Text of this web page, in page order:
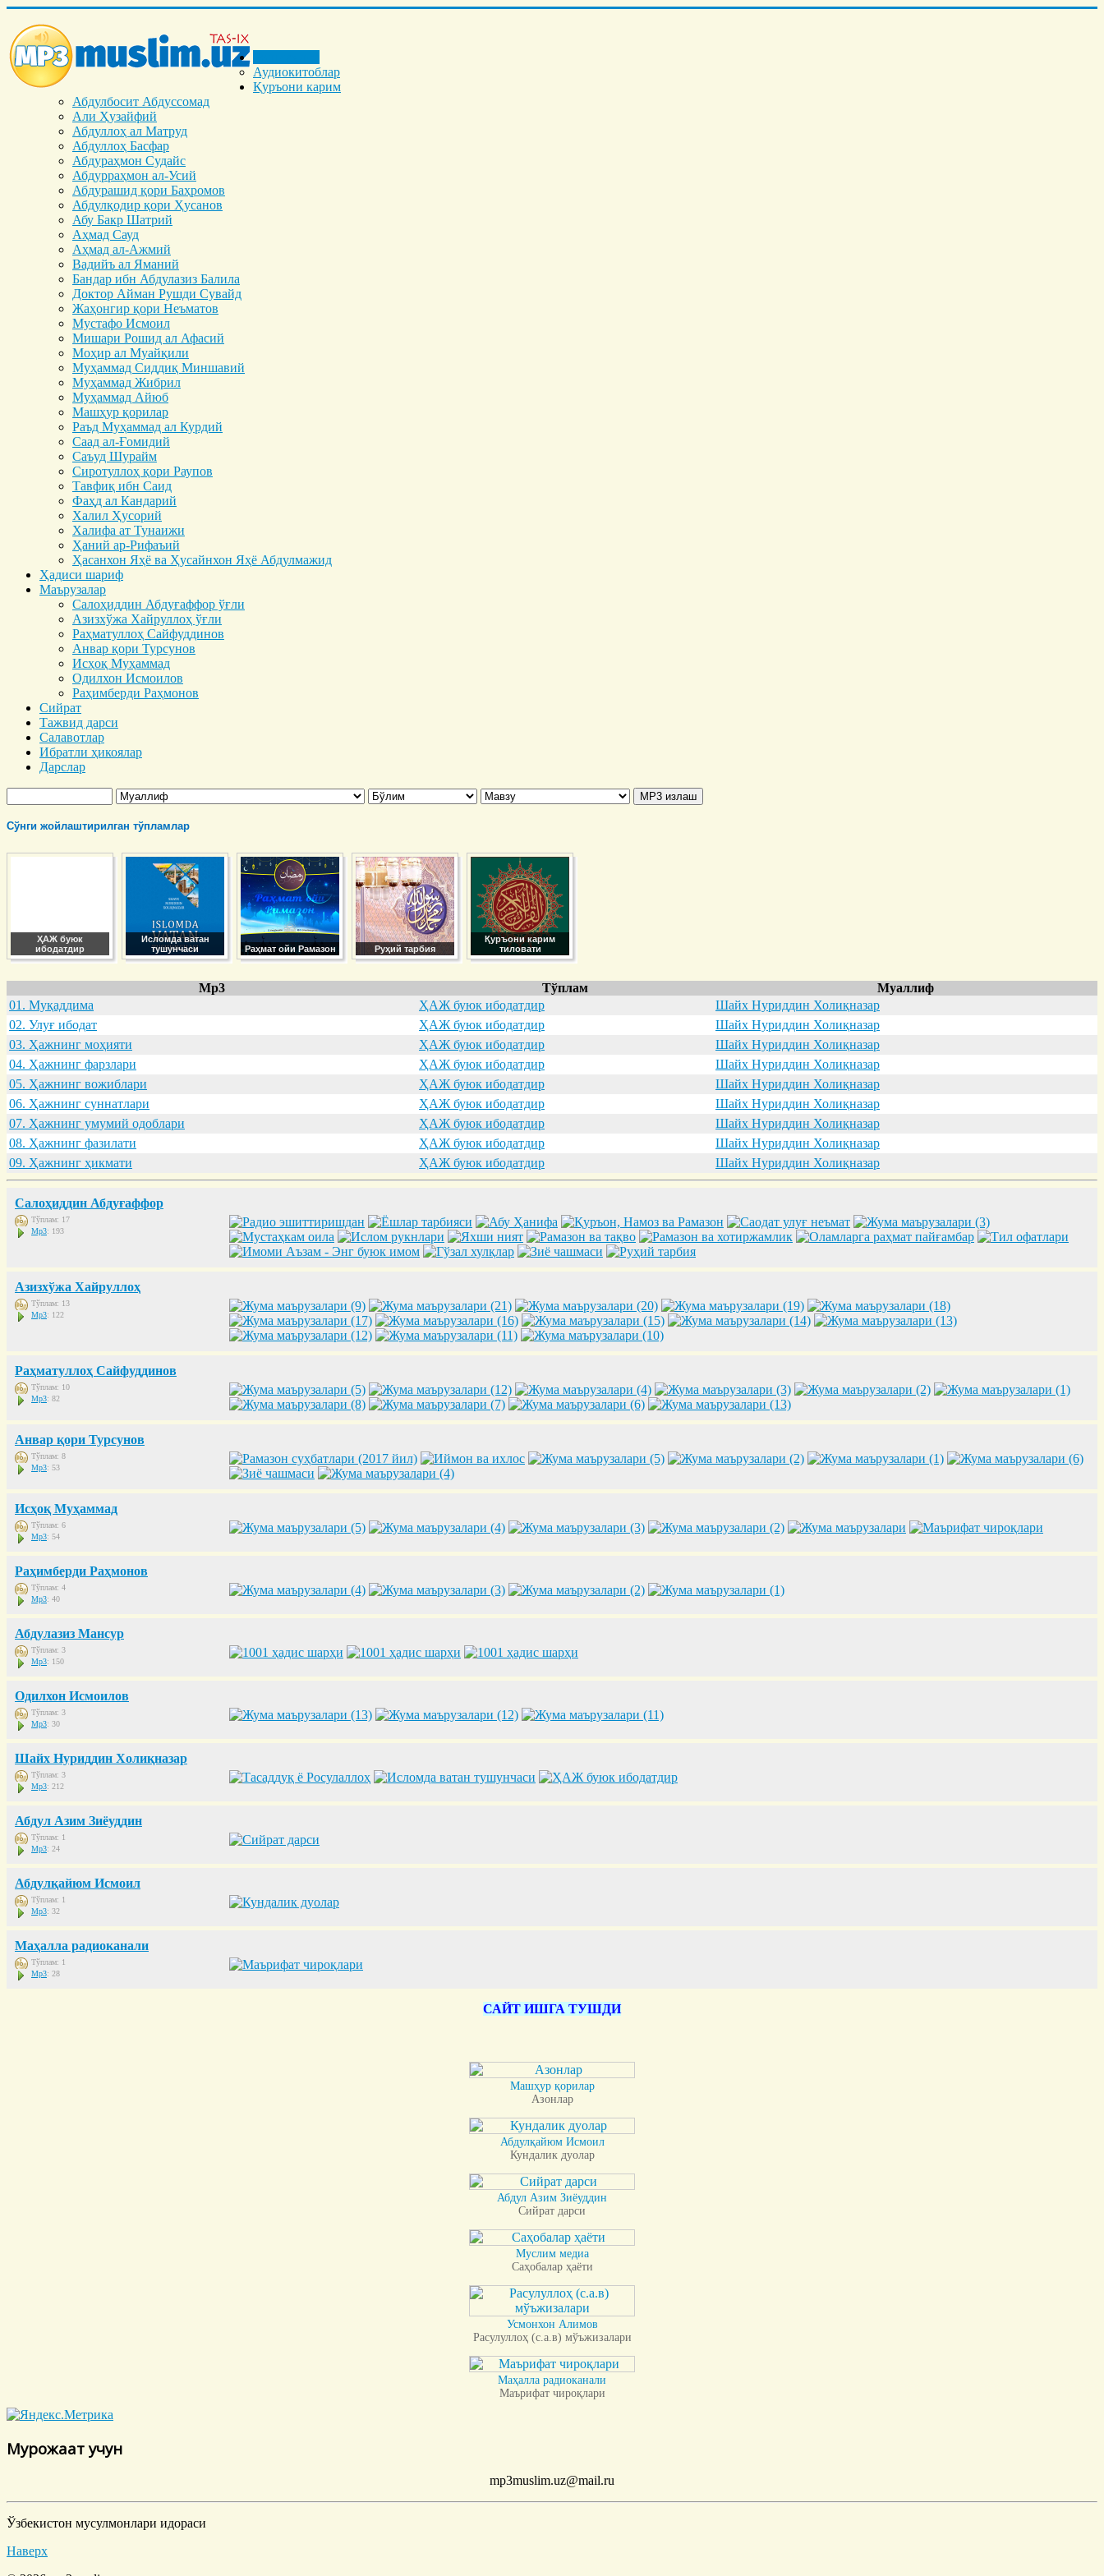
Аудиокитоблар
Қуръони карим
Абдулбосит Абдуссомад
Али Ҳузайфий
Абдуллоҳ ал Матруд
Абдуллоҳ Басфар
Абдураҳмон Судайс
Абдурраҳмон ал-Усий
Абдурашид қори Баҳромов
Абдулқодир қори Ҳусанов
Абу Бакр Шатрий
Аҳмад Сауд
Аҳмад ал-Ажмий
Вадийъ ал Яманий
Бандар ибн Абдулазиз Балила
Доктор Айман Рушди Сувайд
Жаҳонгир қори Неъматов
Мустафо Исмоил
Мишари Рошид ал Афасий
Моҳир ал Муайқили
Муҳаммад Cиддиқ Миншавий
Муҳаммад Жибрил
Муҳаммад Айюб
Машҳур қорилар
Раъд Муҳаммад ал Курдий
Саад ал-Ғомидий
Саъуд Шурайм
Сиротуллоҳ қори Раупов
Тавфиқ ибн Саид
Фаҳд ал Кандарий
Халил Ҳусорий
Халифа ат Тунаижи
Ҳаний ар-Рифаъий
Ҳасанхон Яҳё ва Ҳусайнхон Яҳё Абдулмажид
Ҳадиси шариф
Маърузалар
Салоҳиддин Абдуғаффор ўғли
Азизхўжа Хайруллоҳ ўғли
Раҳматуллоҳ Сайфуддинов
Анвар қори Турсунов
Исҳоқ Муҳаммад
Одилхон Исмоилов
Раҳимберди Раҳмонов
Сийрат
Тажвид дарси
Салавотлар
Ибратли ҳикоялар
Дарслар
Сўнги жойлаштирилган тўпламлар
ҲАЖ буюк
ибодатдир
Исломда ватан
тушунчаси
Раҳмат ойи Рамазон Руҳий тарбия
Қуръони карим
тиловати
Mp3 Тўплам
Муаллиф
01. Муқaддимa
ҲАЖ буюк ибодатдир
Шайх Нуриддин Холиқназар
02. Улуғ ибодaт
ҲАЖ буюк ибодатдир
Шайх Нуриддин Холиқназар
03. Ҳaжнинг моҳияти
ҲАЖ буюк ибодатдир
Шайх Нуриддин Холиқназар
04. Ҳaжнинг фaрзлaри
ҲАЖ буюк ибодатдир
Шайх Нуриддин Холиқназар
05. Ҳaжнинг вожиблaри
ҲАЖ буюк ибодатдир
Шайх Нуриддин Холиқназар
06. Ҳaжнинг суннaтлaри
ҲАЖ буюк ибодатдир
Шайх Нуриддин Холиқназар
07. Ҳaжнинг умумий одоблaри
ҲАЖ буюк ибодатдир
Шайх Нуриддин Холиқназар
08. Ҳaжнинг фaзилaти
ҲАЖ буюк ибодатдир
Шайх Нуриддин Холиқназар
09. Ҳaжнинг ҳикмaти
ҲАЖ буюк ибодатдир Шайх Нуриддин Холиқназар
Салоҳиддин Абдуғаффор
Тўплам: 17
Mp3: 193
Азизхўжа Хайруллоҳ
Тўплам: 13
Mp3: 122
Раҳматуллоҳ Сайфуддинов
Тўплам: 10
Mp3: 82
Анвар қори Турсунов
Тўплам: 8
Mp3: 53
Исҳоқ Муҳаммад
Тўплам: 6
Mp3: 54
Раҳимберди Раҳмонов
Тўплам: 4
Mp3: 40
Абдулазиз Мансур
Тўплам: 3
Mp3: 150
Одилхон Исмоилов
Тўплам: 3
Mp3: 30
Шайх Нуриддин Холиқназар
Тўплам: 3
Mp3: 212
Абдул Азим Зиёуддин
Тўплам: 1
Mp3: 24
Абдулқайюм Исмоил
Тўплам: 1
Mp3: 32
Маҳалла радиоканали
Тўплам: 1
Mp3: 28
САЙТ ИШГА ТУШДИ
Машҳур қорилар
Азонлар
Абдулқайюм Исмоил
Кундалик дуолар
Абдул Азим Зиёуддин
Сийрат дарси
Муслим медиа
Саҳобалар ҳаёти
Усмонхон Алимов
Расулуллоҳ (с.а.в) мўъжизалари
Маҳалла радиоканали
Маърифат чироқлари
Мурожаат учун
mp3muslim.uz@mail.ru
Ўзбекистон мусулмонлари идораси
Наверх